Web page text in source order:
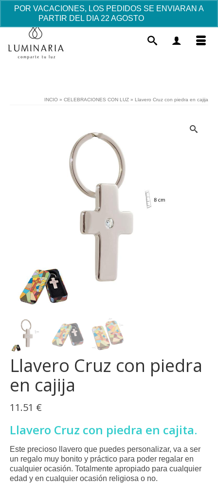
POR VACACIONES, LOS PEDIDOS SE ENVIARAN A
PARTIR DEL DIA 22 AGOSTO
INCIO » CELEBRACIONES CON LUZ » Llavero Cruz con piedra en cajija
Llavero Cruz con piedra
en cajija
11.51 €
Llavero Cruz con piedra en cajita.
Este precioso llavero que puedes personalizar, va a ser
un regalo muy bonito y práctico para poder regalar en
cualquier ocasión. Totalmente apropiado para cualquier
edad y en cualquier ocasión religiosa o no.
Reloj Confirmación / Comunión Casio
digital 25mm - Dorado esfera Dorada